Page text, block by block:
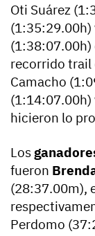
Oti Suárez
(1:35:29.00h)
(1:38:07.00h)
recorrido trail
Camacho
(1:14:07.00h)
hicieron lo
Los
fueron
(28:37.00m),
Perdomo